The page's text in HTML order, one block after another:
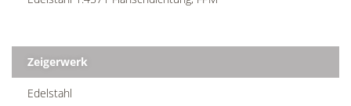
Zeigerwerk
Edelstahl